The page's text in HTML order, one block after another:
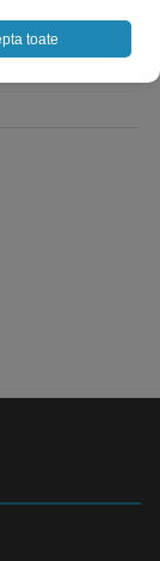
Vezi detalii
toate